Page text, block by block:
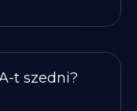
t szedni?